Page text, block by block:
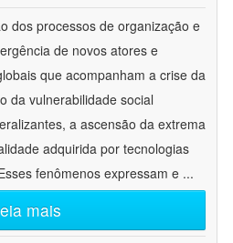
dos processos de organização e
de novos atores e
que acompanham a crise da
da vulnerabilidade social
a ascensão da extrema
adquirida por tecnologias
fenômenos expressam e ...
mais